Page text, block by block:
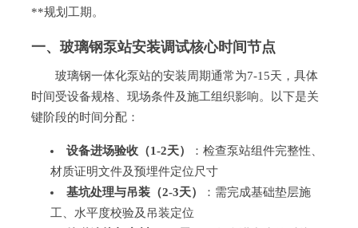
**规划工期。
一、玻璃钢泵站安装调试核心时间节点
玻璃钢一体化泵站的安装周期通常为7-15天，具体
时间受设备规格、现场条件及施工组织影响。以下是关
键阶段的时间分配：
设备进场验收（1-2天）
：检查泵站组件完整性、
材质证明文件及预埋件定位尺寸
基坑处理与吊装（2-3天）
：需完成基础垫层施
工、水平度校验及吊装定位